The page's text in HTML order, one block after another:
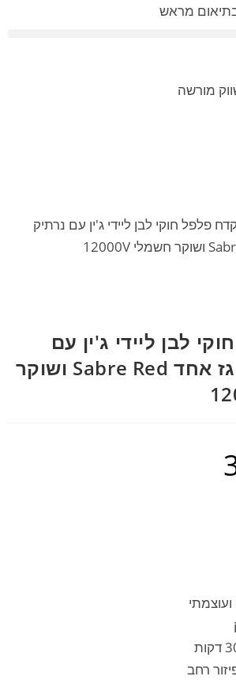
מראש
מורשה
פלפל חוקי לבן ליידי ג'ין עם נרתיק
לבן ליידי ג'ין עם
נרתיק ומיכל גז אחד Sabre Red ושוקר
ועוצמתי
רחב